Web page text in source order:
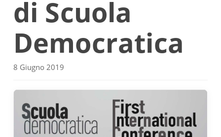
di Scuola
Democratica
8 Giugno 2019